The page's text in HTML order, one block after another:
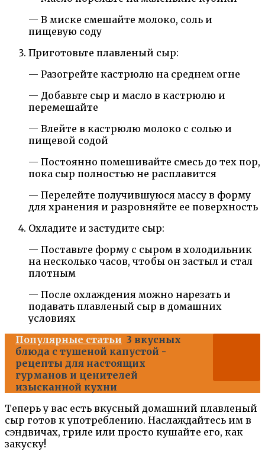
— В миске смешайте молоко, соль и
пищевую соду
Приготовьте плавленый сыр:
— Разогрейте кастрюлю на среднем огне
— Добавьте сыр и масло в кастрюлю и
перемешайте
— Влейте в кастрюлю молоко с солью и
пищевой содой
— Постоянно помешивайте смесь до тех пор,
пока сыр полностью не расплавится
— Перелейте получившуюся массу в форму
для хранения и разровняйте ее поверхность
Охладите и застудите сыр:
— Поставьте форму с сыром в холодильник
на несколько часов, чтобы он застыл и стал
плотным
— После охлаждения можно нарезать и
подавать плавленый сыр в домашних
условиях
Популярные статьи 3 вкусных
блюда с тушеной капустой -
рецепты для настоящих
гурманов и ценителей
изысканной кухни
Теперь у вас есть вкусный домашний плавленый
сыр готов к употреблению. Наслаждайтесь им в
сэндвичах, гриле или просто кушайте его, как
закуску!